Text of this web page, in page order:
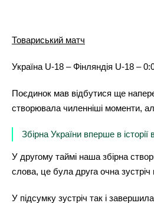
Товариський матч
Україна U-18 – Фінляндія U-18 –
Поєдинок мав відбутися ще
створювала чиленніші моменти,
Збірна України вперше в
У другому таймі наша збірна
слова, це була друга очна зустріч
У підсумку зустріч так і